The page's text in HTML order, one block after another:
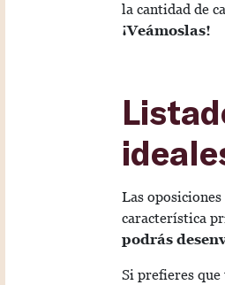
la cantidad de
¡Veámoslas!
Las
característica
podrás
Si prefieres